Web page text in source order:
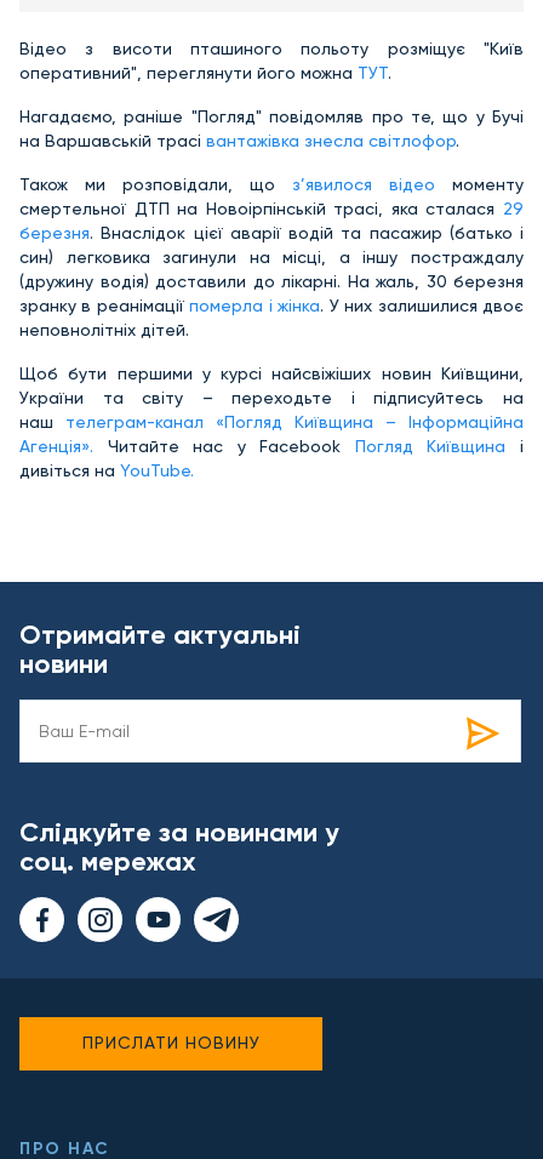
Відео з висоти пташиного польоту розміщує "Київ
оперативний", переглянути його можна ТУТ.
Нагадаємо, раніше "Погляд" повідомляв про те, що у Бучі
на Варшавській трасі вантажівка знесла світлофор.
Також ми розповідали, що з’явилося відео моменту
смертельної ДТП на Новоірпінській трасі, яка сталася 29
березня. Внаслідок цієї аварії водій та пасажир (батько і
син) легковика загинули на місці, а іншу постраждалу
(дружину водія) доставили до лікарні. На жаль, 30 березня
зранку в реанімаціїпомерла і жінка. У них залишилися двоє
неповнолітніх дітей.
Щоб бути першими у курсі найсвіжіших новин Київщини,
України та світу – переходьте і підписуйтесь на
наш телеграм-канал «Погляд Київщина – Інформаційна
Агенція». Читайте нас у Facebook Погляд Київщинаі
дивіться на YouTube.
Отримайте актуальні
новини
Слідкуйте за новинами у
соц. мережах
ПРО НАС
ПРИСЛАТИ НОВИНУ